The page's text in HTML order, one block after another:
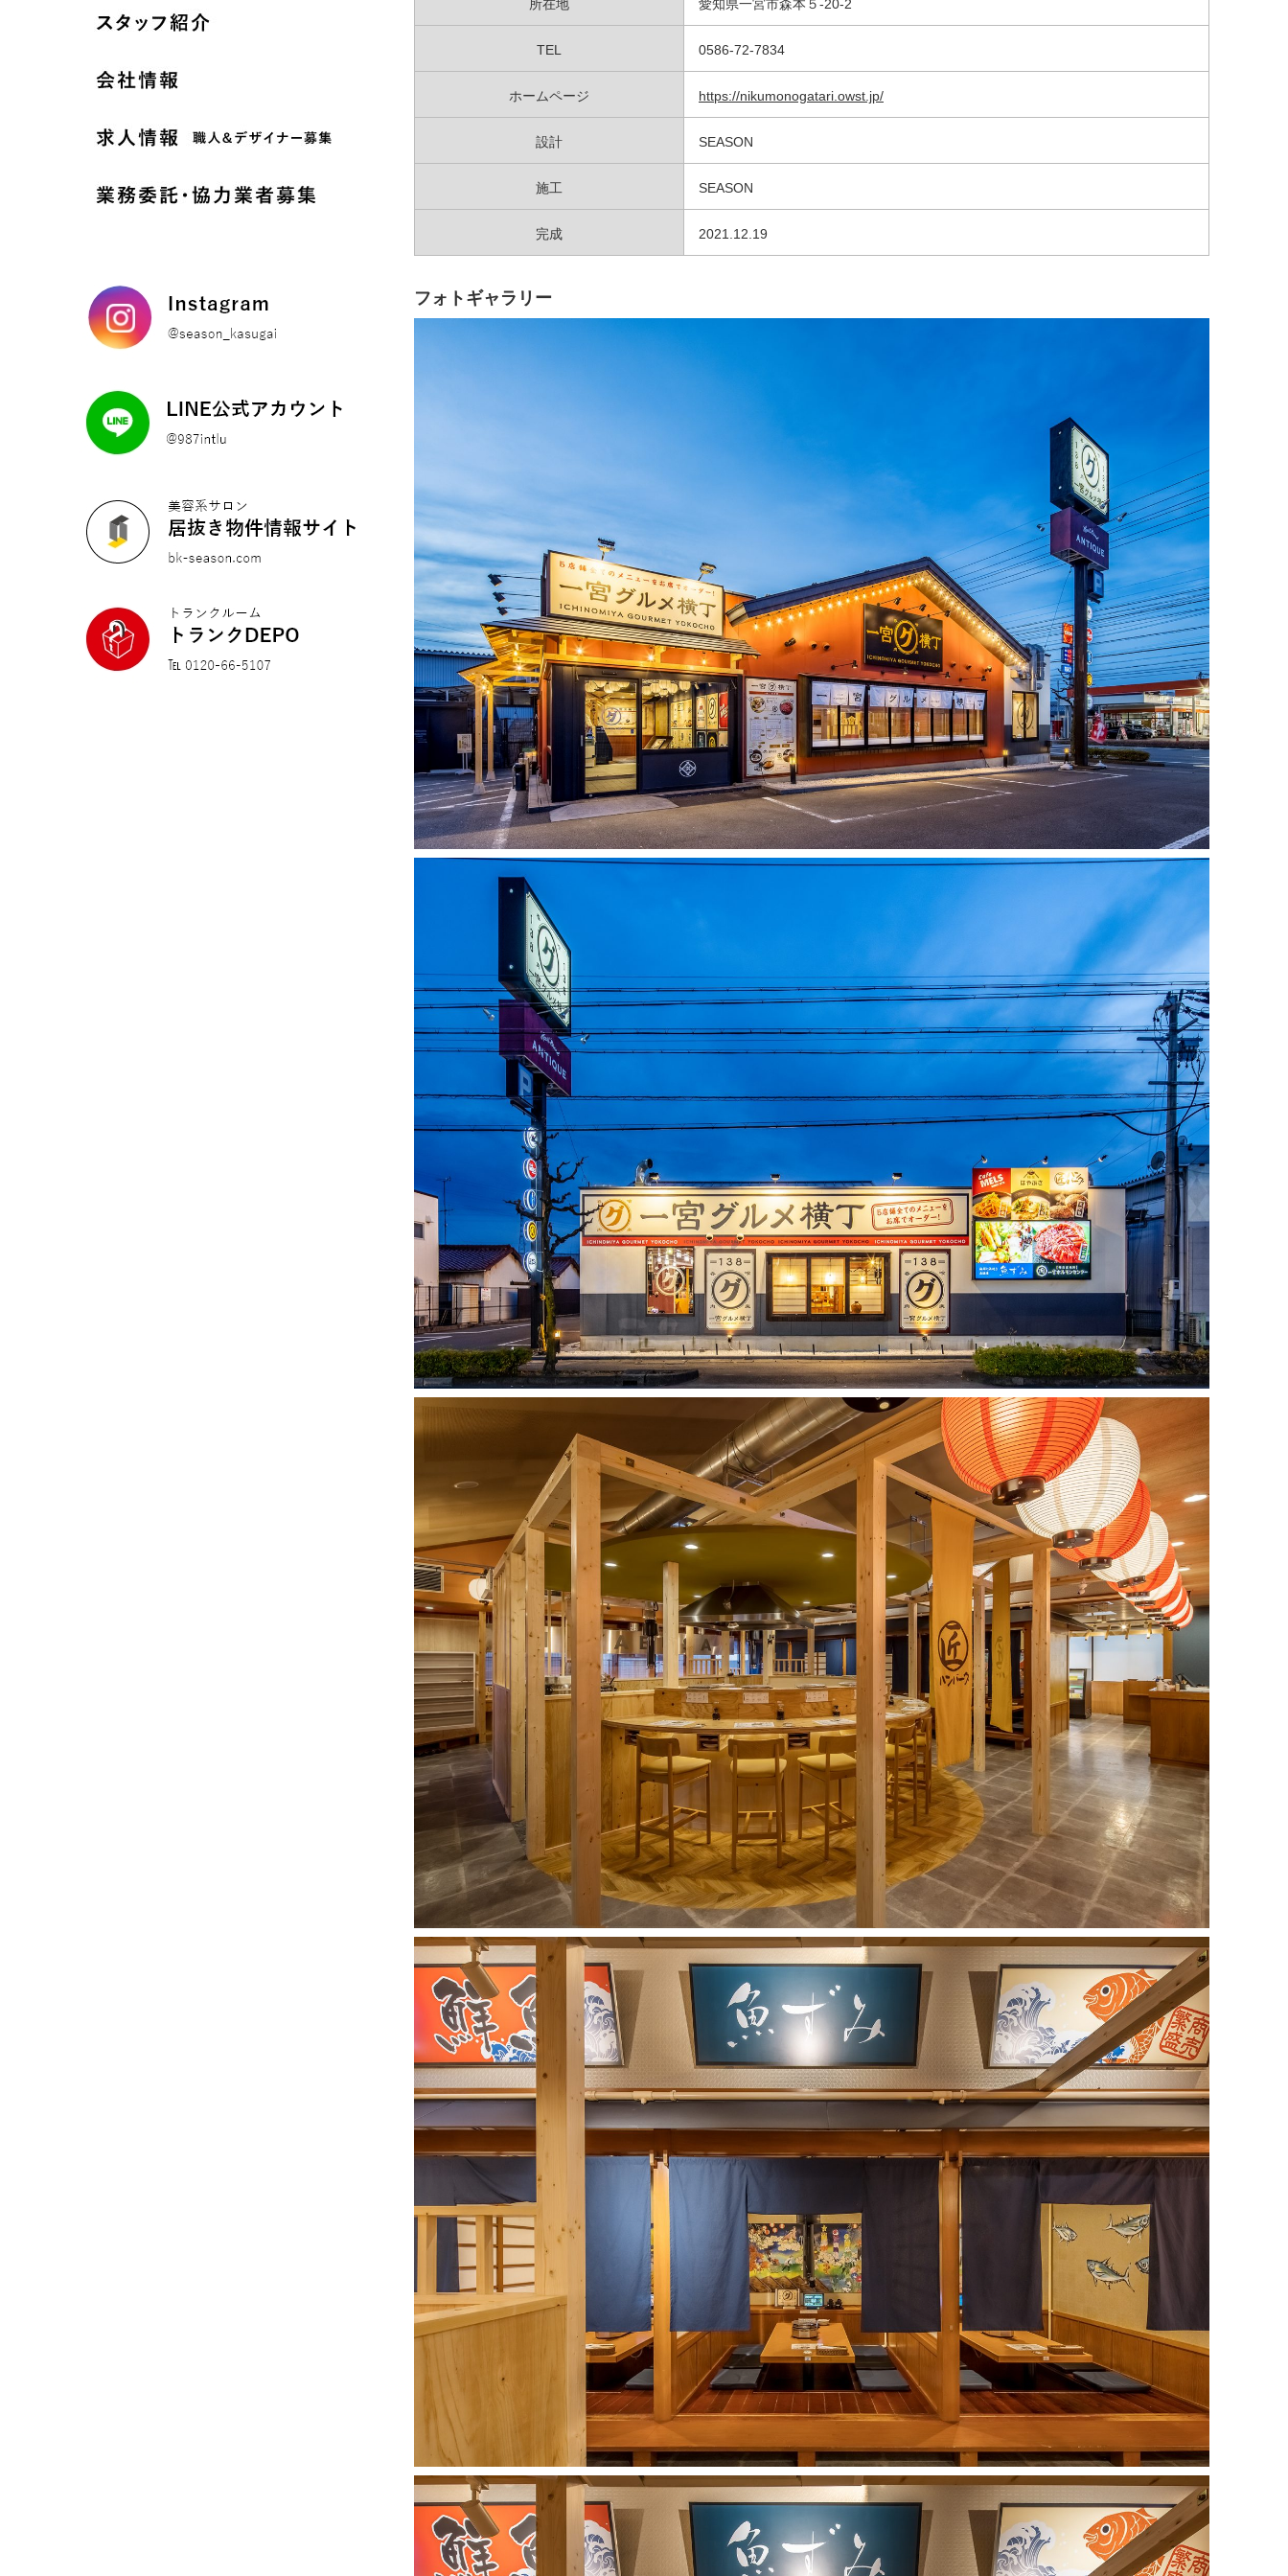
所在地 愛知県一宮市森本５-20-2
TEL 0586-72-7834
ホームページ https://nikumonogatari.owst.jp/
設計 SEASON
施工 SEASON
完成 2021.12.19
フォトギャラリー